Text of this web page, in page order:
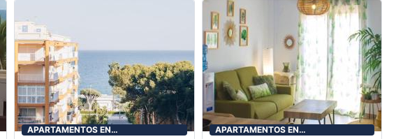
APARTAMENTOS EN
APARTAMENTOS EN